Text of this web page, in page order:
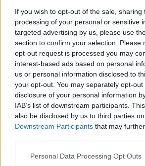
If you wish to opt-out of the sale, sharing
processing of your personal or sensitive
targeted advertising by us, please use
section to confirm your selection. Please
opt-out request is processed you may
interest-based ads based on personal
us or personal information disclosed to
your opt-out. You may separately opt-
disclosure of your personal information
IAB’s list of downstream participants.
also be disclosed by us to third parties
Downstream Participants that may
Please note that this website/app uses
Personal Data Processing Opt Outs
Σημειώνεται πως τρία
θανατηφόρα σημειώθηκαν
ώρες στη χώρα, μετά τα
Δευτέρας.
Συγκεκριμένα, λίγο μετά τη
ξημερώματατροχαίο
Ασπρόπυργο, κόστισε τη ζωή
21χρονη. Όπως έγινε γνωστό,
26χρονου βγήκε εκτός
λεωφόρο ΝΑΤΟ και
αποτέλεσμα να τραυματιστεί
νεαρή που επέβαινε στο